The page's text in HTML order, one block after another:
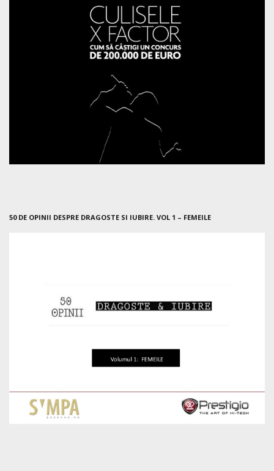
50 DE OPINII DESPRE DRAGOSTE SI IUBIRE. VOL 1 – FEMEILE